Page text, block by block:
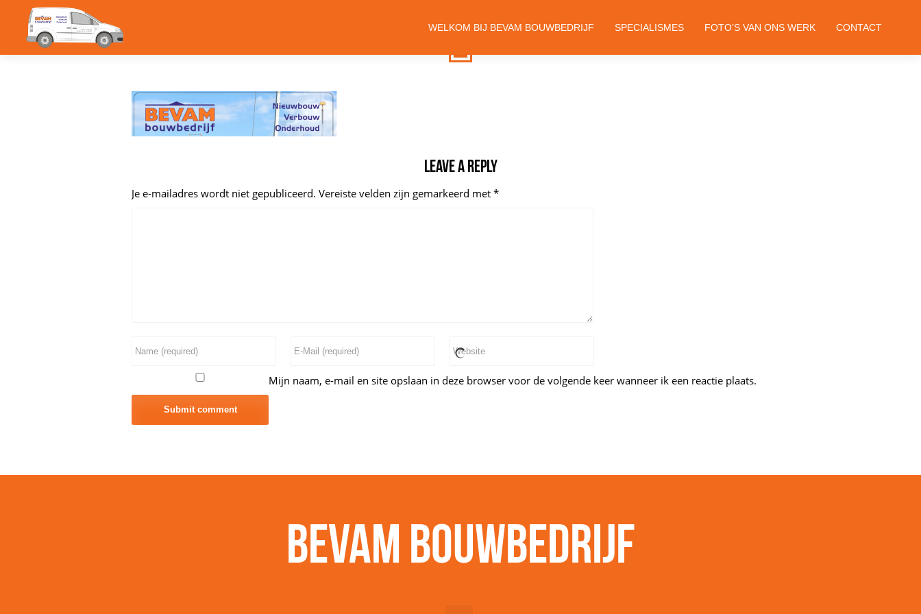
WELKOM BIJ BEVAM BOUWBEDRIJF SPECIALISMES FOTO’S VAN ONS WERK CONTACT
Leave a reply
Je e-mailadres wordt niet gepubliceerd. Vereiste velden zijn gemarkeerd met *
Mijn naam, e-mail en site opslaan in deze browser voor de volgende keer wanneer ik een reactie plaats.
Bevam bouwbedrijf